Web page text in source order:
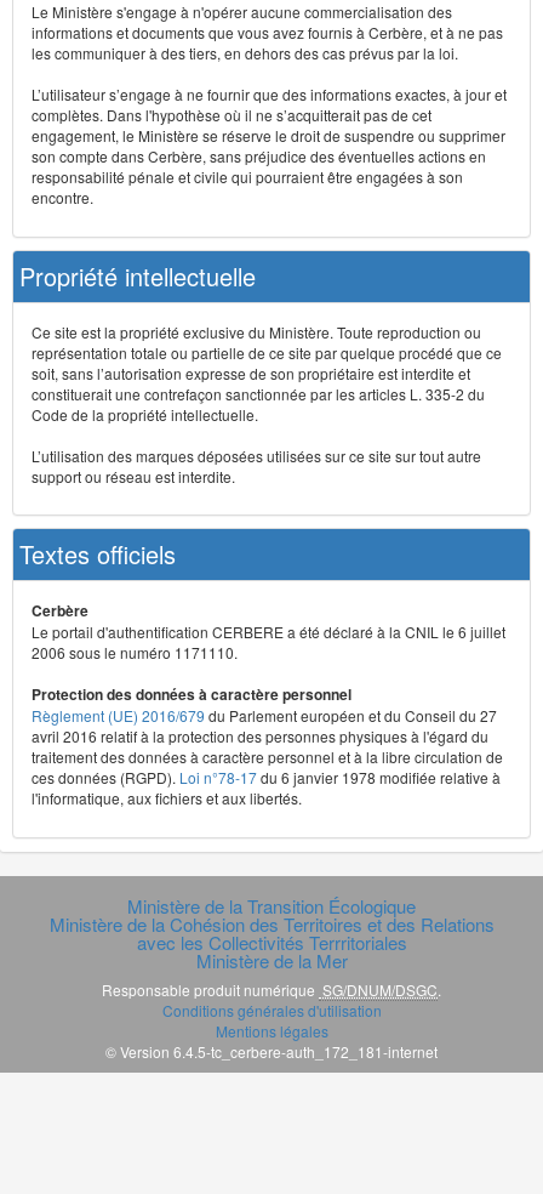
Le Ministère s'engage à n'opérer aucune commercialisation des
informations et documents que vous avez fournis à Cerbère, et à ne pas
les communiquer à des tiers, en dehors des cas prévus par la loi.
L’utilisateur s’engage à ne fournir que des informations exactes, à jour et
complètes. Dans l'hypothèse où il ne s’acquitterait pas de cet
engagement, le Ministère se réserve le droit de suspendre ou supprimer
son compte dans Cerbère, sans préjudice des éventuelles actions en
responsabilité pénale et civile qui pourraient être engagées à son
encontre.
Propriété intellectuelle
Ce site est la propriété exclusive du Ministère. Toute reproduction ou
représentation totale ou partielle de ce site par quelque procédé que ce
soit, sans l’autorisation expresse de son propriétaire est interdite et
constituerait une contrefaçon sanctionnée par les articles L. 335-2 du
Code de la propriété intellectuelle.
L’utilisation des marques déposées utilisées sur ce site sur tout autre
support ou réseau est interdite.
Textes officiels
Cerbère
Le portail d'authentification CERBERE a été déclaré à la CNIL le 6 juillet
2006 sous le numéro 1171110.
Protection des données à caractère personnel
Règlement (UE) 2016/679 du Parlement européen et du Conseil du 27
avril 2016 relatif à la protection des personnes physiques à l'égard du
traitement des données à caractère personnel et à la libre circulation de
ces données (RGPD). Loi n°78-17du 6 janvier 1978 modifiée relative à
l'informatique, aux fichiers et aux libertés.
Ministère de la Transition Écologique
Ministère de la Cohésion des Territoires et des Relations
avec les Collectivités Terrritoriales
Ministère de la Mer
Responsable produit numérique SG/DNUM/DSGC
Conditions générales d'utilisation
Mentions légales
© Version 6.4.5-tc_cerbere-auth_172_181-internet